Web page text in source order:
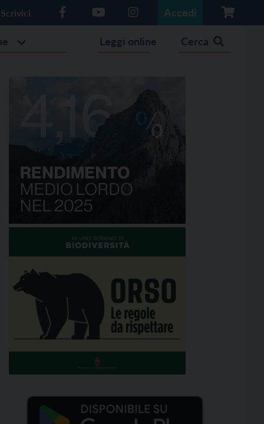
Scrivici Accedi
Leggi online Cerca